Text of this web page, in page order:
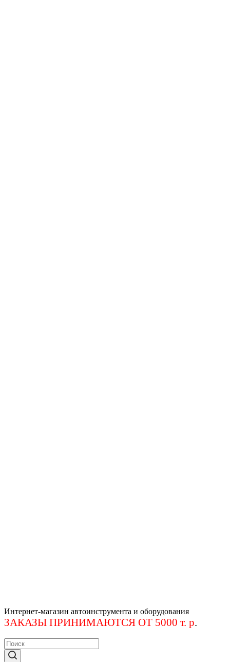
Интернет-магазин автоинструмента и оборудования
ЗАКАЗЫ ПРИНИМАЮТСЯ ОТ 5000 т. р.